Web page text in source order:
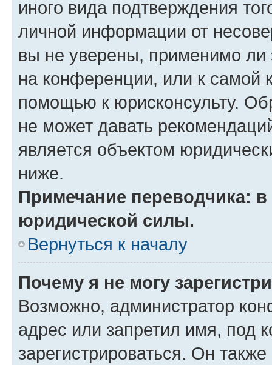
иного вида подтверждения
личной информации от
вы не уверены, применимо ли
на конференции, или к самой
помощью к юрисконсульту.
не может давать
является объектом
ниже.
Примечание переводчика:
юридической силы.
Вернуться к началу
Почему я не могу
Возможно, администратор
адрес или запретил имя, под
зарегистрироваться. Он